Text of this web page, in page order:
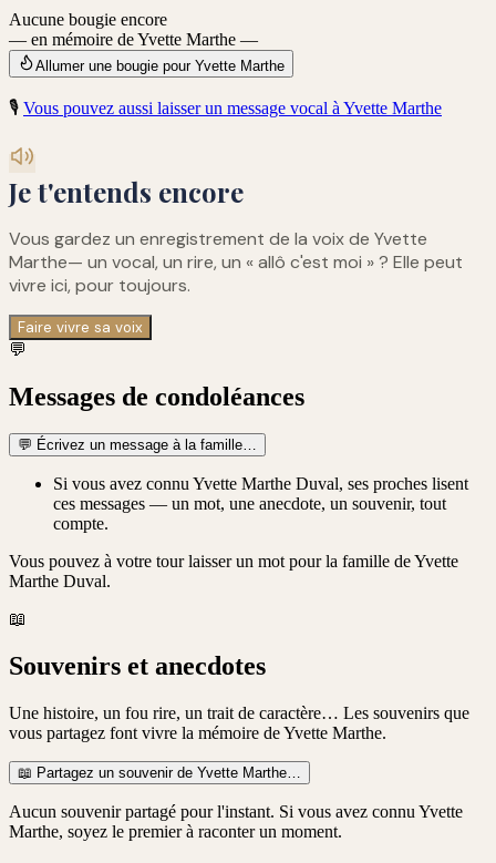
Aucune bougie encore
— en mémoire de Yvette Marthe —
Allumer une bougie pour Yvette Marthe
🎙️ Vous pouvez aussi laisser un message vocal à Yvette Marthe
Je t'entends encore
Vous gardez un enregistrement de la voix de Yvette
Marthe— un vocal, un rire, un « allô c'est moi » ? Elle peut
vivre ici, pour toujours.
Faire vivre sa voix
💬
Messages de condoléances
💬 Écrivez un message à la famille…
Si vous avez connu Yvette Marthe Duval, ses proches lisent
ces messages — un mot, une anecdote, un souvenir, tout
compte.
Vous pouvez à votre tour laisser un mot pour la famille deYvette
Marthe Duval.
📖
Souvenirs et anecdotes
Une histoire, un fou rire, un trait de caractère… Les souvenirs que
vous partagez font vivre la mémoire deYvette Marthe.
📖 Partagez un souvenir de Yvette Marthe…
Aucun souvenir partagé pour l'instant. Si vous avez connu Yvette
Marthe, soyez le premier à raconter un moment.